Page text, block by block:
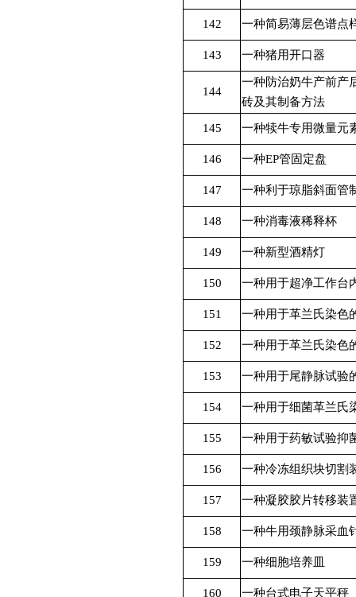
142 一种简易薄层色谱点
143 一种猪用开口器
144
一种防治奶牛产前产
砖及其制备方法
145 一种犊牛专用微量元
146 一种EP管固定盘
147 一种利于琼脂斜面管
148 一种消毒液稀释杯
149 一种新型酒精灯
150 一种用于超净工作台
151 一种用于革兰氏染色
152 一种用于革兰氏染色
153 一种用于尾静脉试验
154 一种用于细菌革兰氏
155 一种用于药敏试验抑
156 一种冷冻组织块切割
157 一种凝胶胶片转移装
158 一种牛用颈静脉采血
159 一种细胞培养皿
160 一种台式电子天平秤